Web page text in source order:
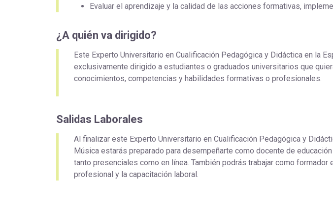
Evaluar el aprendizaje y la calidad de las acciones formativas,
¿A quién va dirigido?
Este Experto Universitario en Cualificación Pedagógica y Didáctica en la
exclusivamente dirigido a estudiantes o graduados universitarios que
conocimientos, competencias y habilidades formativas o profesionales.
Salidas Laborales
Al finalizar este Experto Universitario en Cualificación Pedagógica y
Música estarás preparado para desempeñarte como docente de
tanto presenciales como en línea. También podrás trabajar como formador
profesional y la capacitación laboral.